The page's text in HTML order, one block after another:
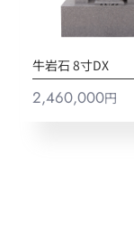
牛岩石 8寸DX
2,460,000円